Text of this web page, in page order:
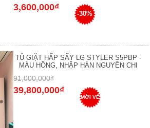
3,600,000₫
-30%
TỦ GIẶT HẤP SẤY LG STYLER S5PBP -
MÀU HỒNG, NHẬP HÀN NGUYÊN CHI
91,000,000₫
39,800,000₫
MỚI VỀ